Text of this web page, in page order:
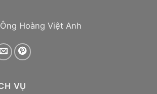
Hoàng Việt Anh
VỤ